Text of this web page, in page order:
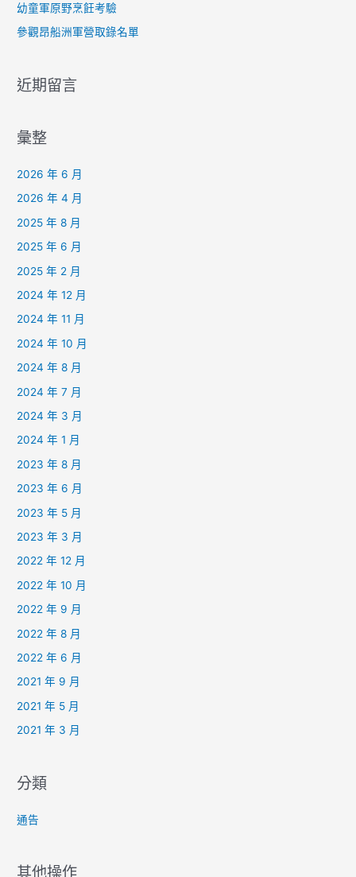
幼童軍原野烹飪考驗
參觀昂船洲軍營取錄名單
近期留言
彙整
2026 年 6 月
2026 年 4 月
2025 年 8 月
2025 年 6 月
2025 年 2 月
2024 年 12 月
2024 年 11 月
2024 年 10 月
2024 年 8 月
2024 年 7 月
2024 年 3 月
2024 年 1 月
2023 年 8 月
2023 年 6 月
2023 年 5 月
2023 年 3 月
2022 年 12 月
2022 年 10 月
2022 年 9 月
2022 年 8 月
2022 年 6 月
2021 年 9 月
2021 年 5 月
2021 年 3 月
分類
通告
其他操作